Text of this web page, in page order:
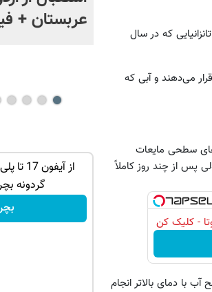
که در سال
می‌دهند و آبی که
سطحی مایعات
پس از چند روز کاملاً
- کلیک کن
با دمای بالاتر انجام
ببینید
عربستان +
ثبت درخواست
گردونه